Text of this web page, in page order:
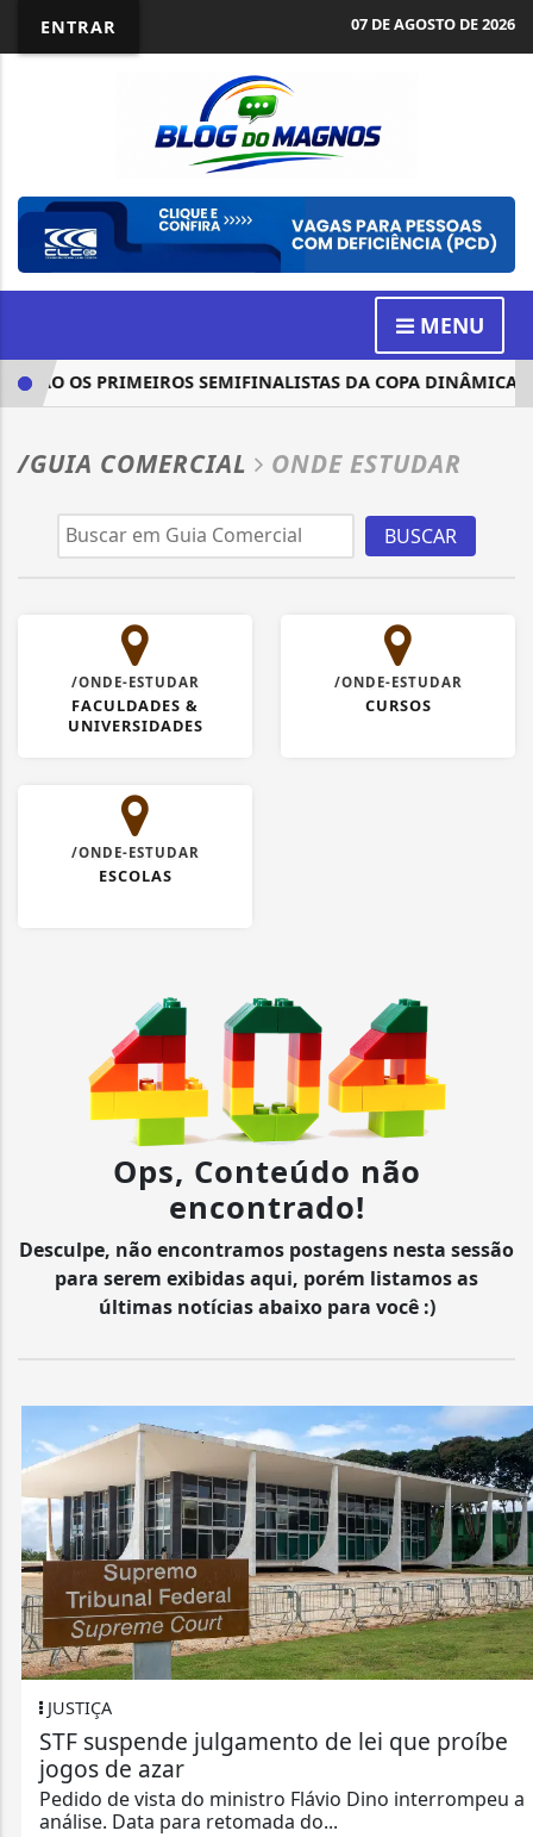
ENTRAR 07 DE AGOSTO DE 2026
MENU
SÃO OS PRIMEIROS SEMIFINALISTAS DA COPA DINÂMICA...
/GUIA COMERCIAL ONDE ESTUDAR
BUSCAR
/ONDE-ESTUDAR
FACULDADES &
UNIVERSIDADES
/ONDE-ESTUDAR
CURSOS
/ONDE-ESTUDAR
ESCOLAS
Ops, Conteúdo não
encontrado!
Desculpe, não encontramos postagens nesta sessão
para serem exibidas aqui, porém listamos as
últimas notícias abaixo para você :)
suspende julgamento de lei que proíbe
de azar
de vista do ministro Flávio Dino interrompeu a
Data para retomada do...
Os